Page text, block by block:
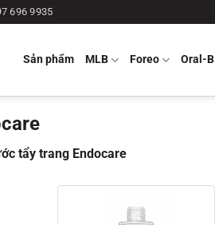
696 9935
Sản phẩm MLB Foreo Oral-B
tẩy trang Endocare